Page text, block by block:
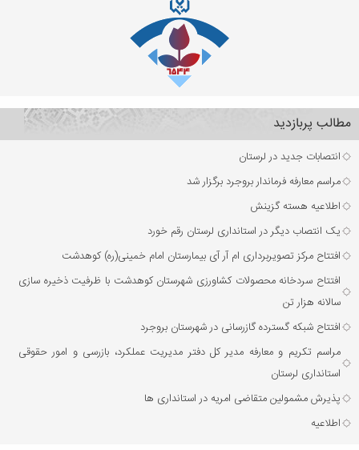
مطالب پربازدید
انتصابات جدید در لرستان
مراسم معارفه فرماندار بروجرد برگزار شد
اطلاعیه هسته گزینش
یک انتصاب دیگر در استانداری لرستان رقم خورد
افتتاح مرکز تصویربرداری ام آر آی بیمارستان امام خمینی(ره) کوهدشت
افتتاح سردخانه محصولات کشاورزی شهرستان کوهدشت با ظرفیت ذخیره‌ سازی
سالانه هزار تن
افتتاح شبکه گسترده گازرسانی در شهرستان بروجرد
مراسم تکریم و معارفه مدیر کل دفتر مدیریت عملکرد، بازرسی و امور حقوقی
استانداری لرستان
پذیرش مشمولین متقاضی امریه در استانداری ها
اطلاعیه